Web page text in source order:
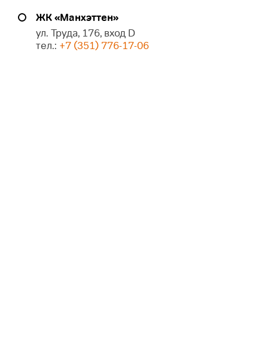
ЖК «Манхэттен»
ул. Труда, 176, вход D
тел.: +7 (351) 776-17-06